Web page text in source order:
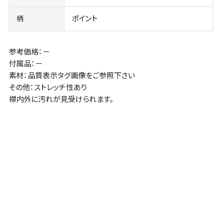
柄 ポイント
参考価格：－
付属品：－
素材：品質表示タグ画像をご参照下さい
その他：ストレッチ性あり
襟内外に汚れが見受けられます。